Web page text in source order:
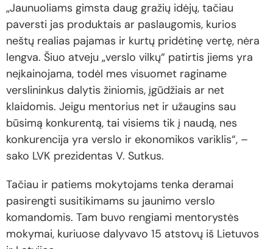
„Jaunuoliams gimsta daug gražių idėjų, tačiau
paversti jas produktais ar paslaugomis, kurios
neštų realias pajamas ir kurtų pridėtinę vertę, nėra
lengva. Šiuo atveju „verslo vilkų“ patirtis jiems yra
neįkainojama, todėl mes visuomet raginame
verslininkus dalytis žiniomis, įgūdžiais ar net
klaidomis. Jeigu mentorius net ir užaugins sau
būsimą konkurentą, tai visiems tik į naudą, nes
konkurencija yra verslo ir ekonomikos variklis“, –
sako LVK prezidentas V. Sutkus.
Tačiau ir patiems mokytojams tenka deramai
pasirengti susitikimams su jaunimo verslo
komandomis. Tam buvo rengiami mentorystės
mokymai, kuriuose dalyvavo 15 atstovų iš Lietuvos